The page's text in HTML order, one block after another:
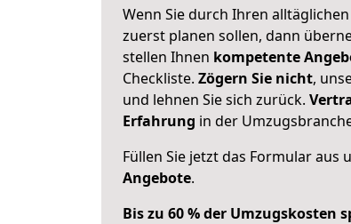
Wenn Sie durch Ihren
zuerst planen sollen, dann
stellen Ihnen kompetente
Checkliste. Zögern Sie nicht,
und lehnen Sie sich zurück.
Erfahrung in der
Füllen Sie jetzt das Formular aus
Angebote.
Bis zu 60 % der Umzugskosten